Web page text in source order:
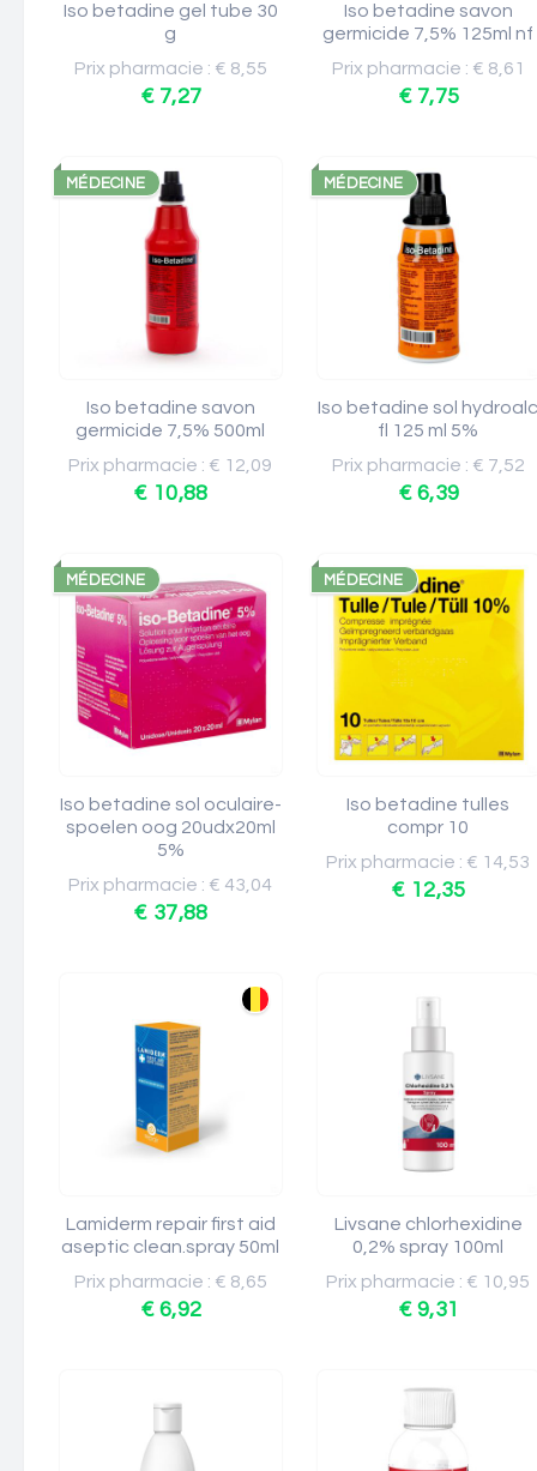
Iso betadine gel tube 30
g
Prix pharmacie : € 8,55
€ 7,27
Iso betadine savon
germicide 7,5% 125ml nf
Prix pharmacie : € 8,61
€ 7,75
MÉDECINE
Iso betadine savon
germicide 7,5% 500ml
Prix pharmacie : € 12,09
€ 10,88
MÉDECINE
Iso betadine sol
fl 125 ml 5%
Prix pharmacie : € 7,52
€ 6,39
MÉDECINE
Iso betadine sol oculaire-
spoelen oog 20udx20ml
5%
Prix pharmacie : € 43,04
€ 37,88
MÉDECINE
Iso betadine tulles
compr 10
Prix pharmacie : € 14,53
€ 12,35
Lamiderm repair first aid
aseptic clean.spray 50ml
Prix pharmacie : € 8,65
€ 6,92
Livsane chlorhexidine
0,2% spray 100ml
Prix pharmacie : € 10,95
€ 9,31